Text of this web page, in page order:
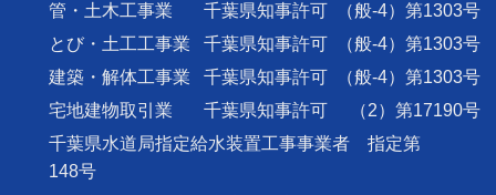
管・土木工事業
千葉県知事許可
（般-4）第1303号
とび・土工工事業
千葉県知事許可
（般-4）第1303号
建築・解体工事業
千葉県知事許可
（般-4）第1303号
宅地建物取引業
千葉県知事許可
（2）第17190号
千葉県水道局指定給水装置工事事業者 指定第
148号